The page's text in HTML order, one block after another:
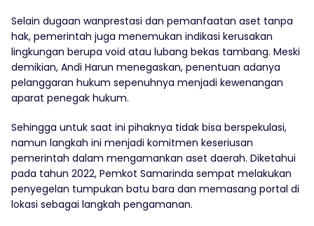
Selain dugaan wanprestasi dan pemanfaatan aset tanpa
hak, pemerintah juga menemukan indikasi kerusakan
lingkungan berupa void atau lubang bekas tambang. Meski
demikian, Andi Harun menegaskan, penentuan adanya
pelanggaran hukum sepenuhnya menjadi kewenangan
aparat penegak hukum.
Sehingga untuk saat ini pihaknya tidak bisa berspekulasi,
namun langkah ini menjadi komitmen keseriusan
pemerintah dalam mengamankan aset daerah. Diketahui
pada tahun 2022, Pemkot Samarinda sempat melakukan
penyegelan tumpukan batu bara dan memasang portal di
lokasi sebagai langkah pengamanan.